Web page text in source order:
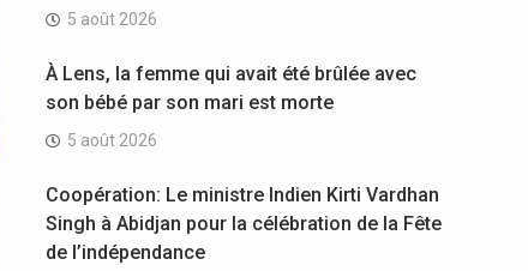
5 août 2026
À Lens, la femme qui avait été brûlée avec
son bébé par son mari est morte
5 août 2026
Coopération: Le ministre Indien Kirti Vardhan
Singh à Abidjan pour la célébration de la Fête
de l’indépendance